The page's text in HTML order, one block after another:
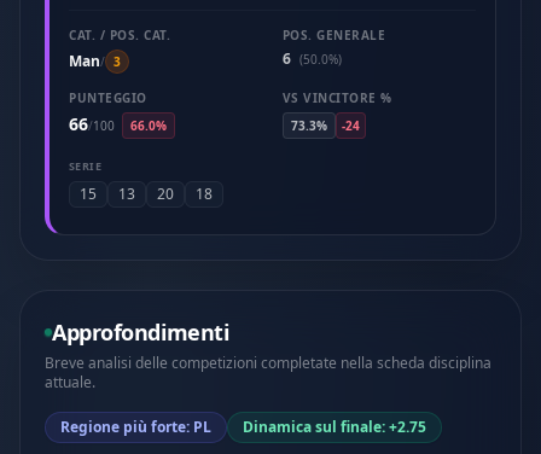
CAT. / POS. CAT.
Man/ 3
POS. GENERALE
6 (50.0%)
PUNTEGGIO
66/100 66.0%
VS VINCITORE %
73.3%
-24
SERIE
15 13 20 18
Approfondimenti
Breve analisi delle competizioni completate nella scheda disciplina
attuale.
Regione più forte: PL Dinamica sul finale: +2.75